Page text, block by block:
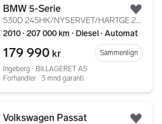
BMW 5-Serie
530D 245HK/NYSERVET/HARTGE 22"/HARTGE EKSOS/PANO/HEADUP
2010 ∙ 207 000 km ∙ Diesel ∙ Automat
179 990 kr
Sammenlign
Ingeberg ∙ BILLAGERET AS
Forhandler ∙ 3 mnd garanti
Volkswagen Passat